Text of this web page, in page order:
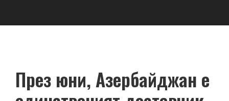
През юни, Азербайджан е